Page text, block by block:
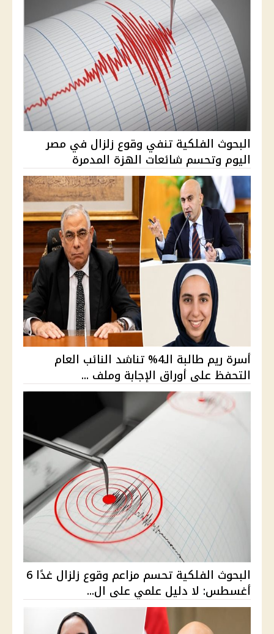
البحوث الفلكية تنفي وقوع زلزال في مصر
اليوم وتحسم شائعات الهزة المدمرة
أسرة ريم طالبة الـ4% تناشد النائب العام
التحفظ على أوراق الإجابة وملف ...
البحوث الفلكية تحسم مزاعم وقوع زلزال غدًا 6
أغسطس: لا دليل علمي على ال...